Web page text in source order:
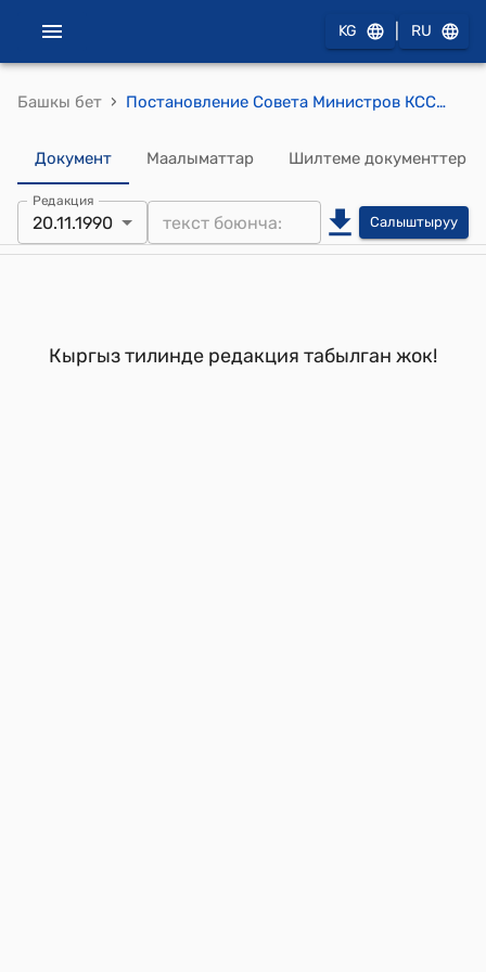
KG RU
Башкы бет › Постановление Совета Министров КССР от 20 ноября 1990 года N 334 "Об изменении и признании утратившими силу некоторых постановлений Совета Министров Киргизской ССР по вопросам капитального строительства"
Документ Маалыматтар Шилтеме документтер
Редакция
20.11.1990 Салыштыруу
Кыргыз тилинде редакция табылган жок!